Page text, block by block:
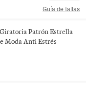
Guía de tallas
Patrón Estrella
Moda Anti Estrés